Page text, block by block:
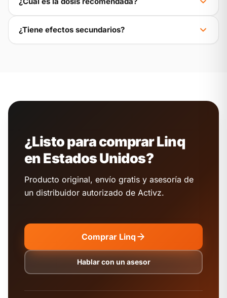
¿Tiene efectos secundarios?
¿Listo para comprar Linq
en Estados Unidos?
Producto original, envío gratis y asesoría de
un distribuidor autorizado de Activz.
Comprar Linq
Hablar con un asesor